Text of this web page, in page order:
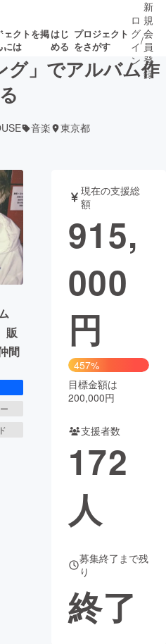
ェクトを掲
には
はじ
める
プロジェクト
をさがす
募集終了が近いプ
ロジェクト
音楽
ェット ゲーム・サ
性化
CAMPFIRE Creation
コミュニティ
ロ
グ
イ
ン
/
新
規
会
員
登
録
グ」でアルバム作
る
音楽 東京都
販
間
現在の支援総
額
915,
000
円
457%
目標金額は
200,000円
支援者数
172
人
募集終了まで残
り
終了